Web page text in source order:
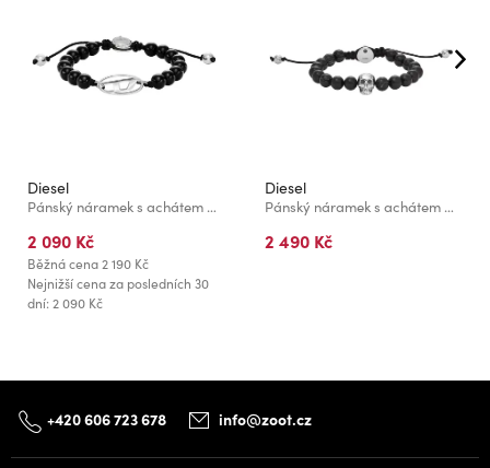
Diesel
Pánský náramek s achátem Diesel Oval D Logo DX1434040
2 090 Kč
Běžná cena2 190 Kč
Nejnižší cena za posledních 30
dní: 2 090 Kč
Diesel
Pánský náramek s achátem Diesel NA DX1381040
2 490 Kč
+420 606 723 678 info@zoot.cz